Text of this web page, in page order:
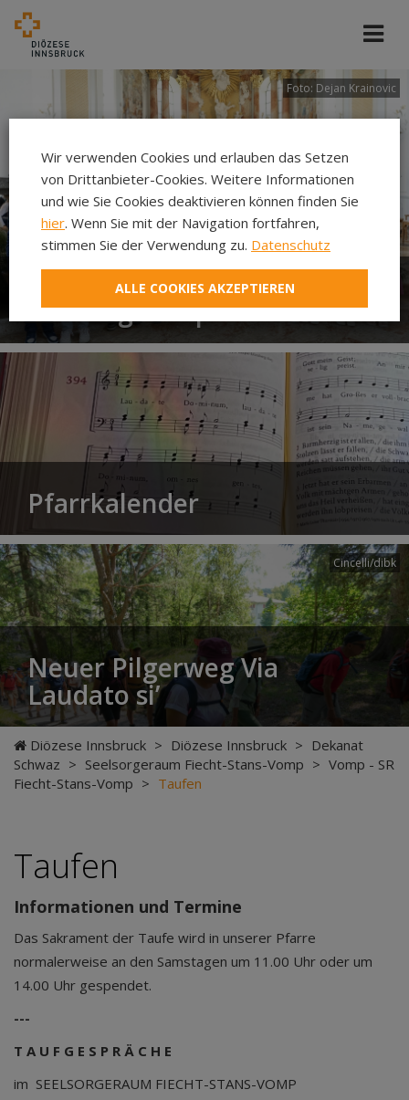
Foto: Dejan Krainovic
Firmung Vomp 2026
Pfarrkalender
Cincelli/dibk
Neuer Pilgerweg Via
Laudato si’
Diözese Innsbruck > Diözese Innsbruck > Dekanat
Schwaz > Seelsorgeraum Fiecht-Stans-Vomp > Vomp - SR
Fiecht-Stans-Vomp > Taufen
Taufen
Informationen und Termine
Das Sakrament der Taufe wird in unserer Pfarre
normalerweise an den Samstagen um 11.00 Uhr oder um
14.00 Uhr gespendet.
---
T A U F G E S P R Ä C H E
im SEELSORGERAUM FIECHT-STANS-VOMP
Wir verwenden Cookies und erlauben das Setzen
von Drittanbieter-Cookies. Weitere Informationen
und wie Sie Cookies deaktivieren können finden Sie
hier. Wenn Sie mit der Navigation fortfahren,
stimmen Sie der Verwendung zu. Datenschutz
ALLE COOKIES AKZEPTIEREN